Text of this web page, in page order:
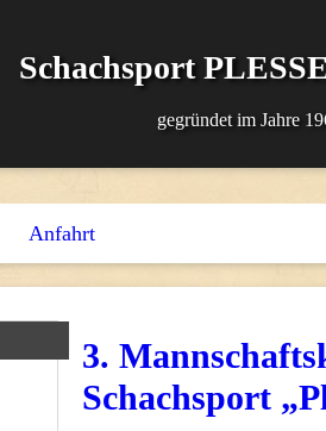
Schachsport
gegründet im Jahre
Anfahrt
3.
Schachsport